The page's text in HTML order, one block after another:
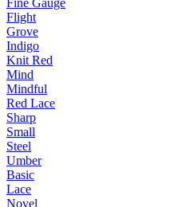
Fine Gauge
Flight
Grove
Indigo
Knit Red
Mind
Mindful
Red Lace
Sharp
Small
Steel
Umber
Basic
Lace
Novel